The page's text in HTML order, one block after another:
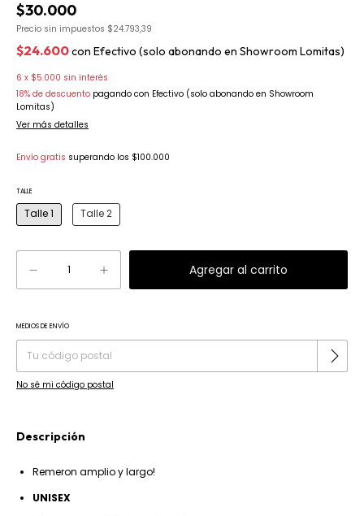
$30.000
Precio sin impuestos $24.793,39
$24.600con Efectivo (solo abonando en Showroom Lomitas)
6 x $5.000 sin interés
18% de descuento pagando con Efectivo (solo abonando en Showroom
Lomitas)
Ver más detalles
Envío gratis superando los $100.000
TALLE
Talle 1 Talle 2
Entregas para el CP:
MEDIOS DE ENVÍO
No sé mi código postal
Descripción
Remeron amplio y largo!
UNISEX